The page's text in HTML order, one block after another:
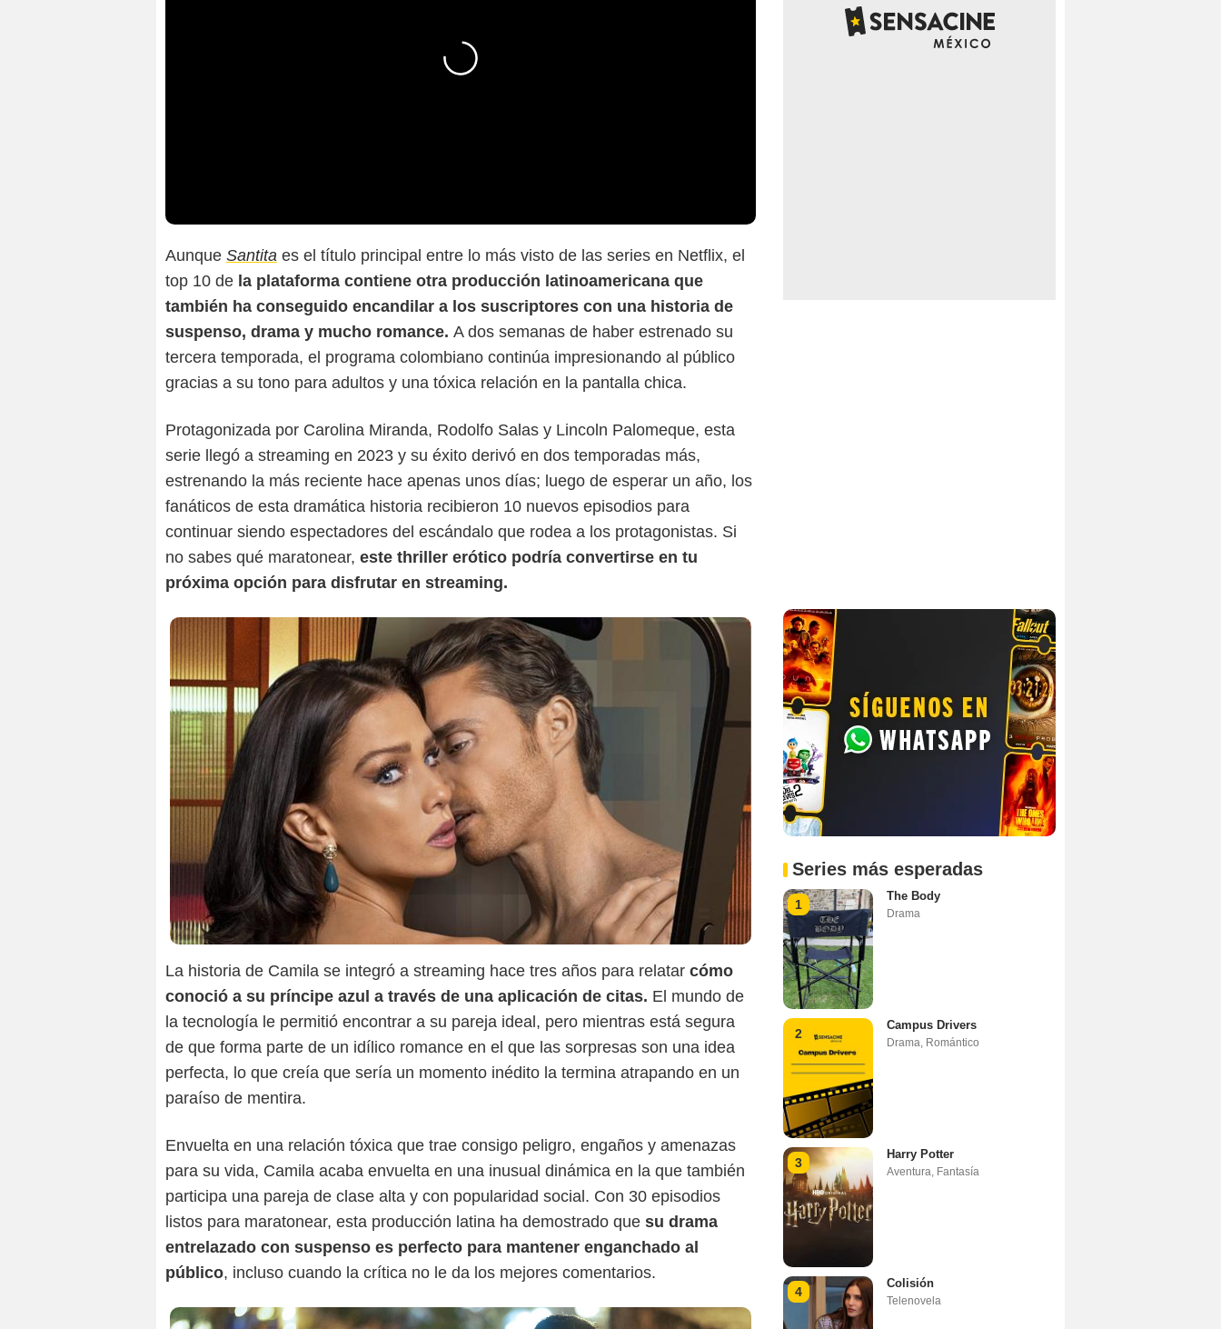
Aunque Santita es el título principal entre lo más visto de las series en Netflix, el
top 10 de la plataforma contiene otra producción latinoamericana que
también ha conseguido encandilar a los suscriptores con una historia de
suspenso, drama y mucho romance. A dos semanas de haber estrenado su
tercera temporada, el programa colombiano continúa impresionando al público
gracias a su tono para adultos y una tóxica relación en la pantalla chica.
Protagonizada por Carolina Miranda, Rodolfo Salas y Lincoln Palomeque, esta
serie llegó a streaming en 2023 y su éxito derivó en dos temporadas más,
estrenando la más reciente hace apenas unos días; luego de esperar un año, los
fanáticos de esta dramática historia recibieron 10 nuevos episodios para
continuar siendo espectadores del escándalo que rodea a los protagonistas. Si
no sabes qué maratonear, este thriller erótico podría convertirse en tu
próxima opción para disfrutar en streaming.
Netflix
La historia de Camila se integró a streaming hace tres años para relatar cómo
conoció a su príncipe azul a través de una aplicación de citas. El mundo de
la tecnología le permitió encontrar a su pareja ideal, pero mientras está segura
de que forma parte de un idílico romance en el que las sorpresas son una idea
perfecta, lo que creía que sería un momento inédito la termina atrapando en un
paraíso de mentira.
Envuelta en una relación tóxica que trae consigo peligro, engaños y amenazas
para su vida, Camila acaba envuelta en una inusual dinámica en la que también
participa una pareja de clase alta y con popularidad social. Con 30 episodios
listos para maratonear, esta producción latina ha demostrado que su drama
entrelazado con suspenso es perfecto para mantener enganchado al
público, incluso cuando la crítica no le da los mejores comentarios.
Netflix
Series más esperadas
1
The Body
Drama
2
Campus Drivers
Drama Romántico
3
Harry Potter
Aventura Fantasía
4
Colisión
Telenovela